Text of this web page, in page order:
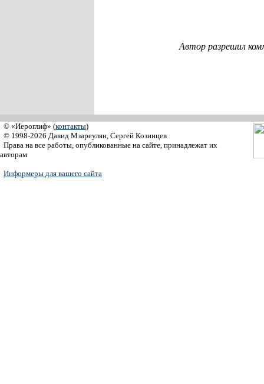
Автор разрешил
© «Иероглиф» (контакты)
© 1998-2026 Давид Мзареулян, Сергей Козинцев
Права на все работы, опубликованные на сайте, принадлежат их
авторам
Информеры для вашего сайта